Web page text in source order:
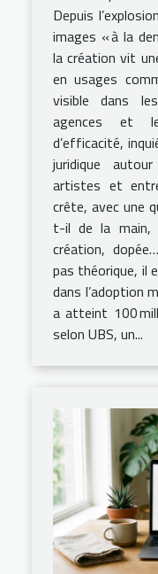
Depuis
images « à la
la création vit
en usages
visible dans
agences et
d’efficacité,
juridique
artistes et
crête, avec une
t-il de la main,
création,
pas théorique, il
dans l’adoption
a atteint 100
selon UBS, un...